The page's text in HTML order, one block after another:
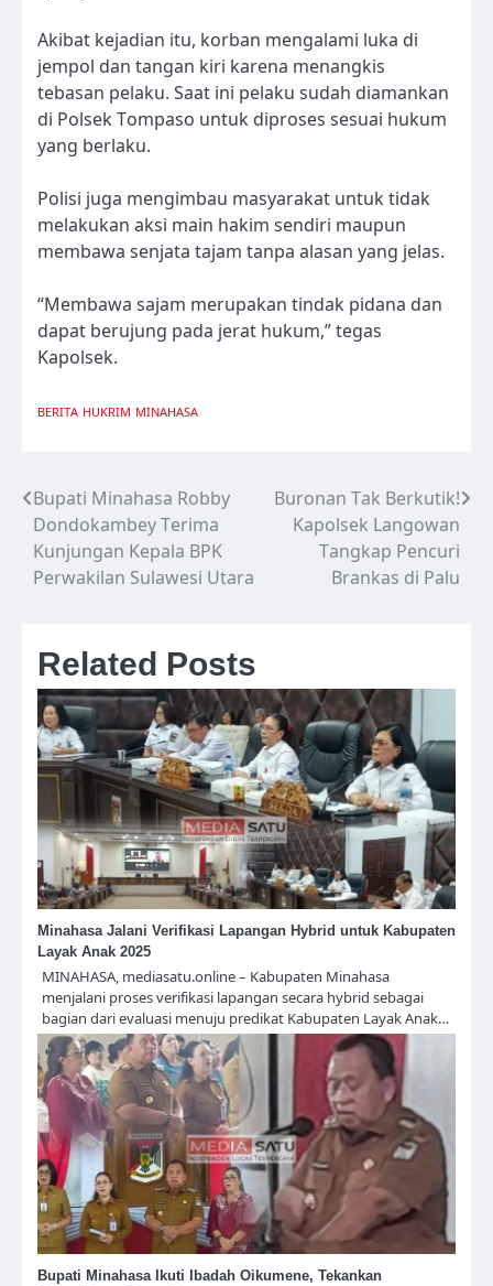
Akibat kejadian itu, korban mengalami luka di
jempol dan tangan kiri karena menangkis
tebasan pelaku. Saat ini pelaku sudah diamankan
di Polsek Tompaso untuk diproses sesuai hukum
yang berlaku.
Polisi juga mengimbau masyarakat untuk tidak
melakukan aksi main hakim sendiri maupun
membawa senjata tajam tanpa alasan yang jelas.
“Membawa sajam merupakan tindak pidana dan
dapat berujung pada jerat hukum,” tegas
Kapolsek.
BERITA HUKRIM MINAHASA
Navigasi
pos
Bupati Minahasa Robby
Dondokambey Terima
Kunjungan Kepala BPK
Perwakilan Sulawesi Utara
Buronan Tak Berkutik!
Kapolsek Langowan
Tangkap Pencuri
Brankas di Palu
Related Posts
Minahasa Jalani Verifikasi Lapangan Hybrid untuk Kabupaten
Layak Anak 2025
MINAHASA, mediasatu.online – Kabupaten Minahasa
menjalani proses verifikasi lapangan secara hybrid sebagai
bagian dari evaluasi menuju predikat Kabupaten Layak Anak…
Bupati Minahasa Ikuti Ibadah Oikumene, Tekankan